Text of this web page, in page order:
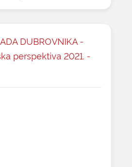
DUBROVNIKA -
perspektiva 2021. -